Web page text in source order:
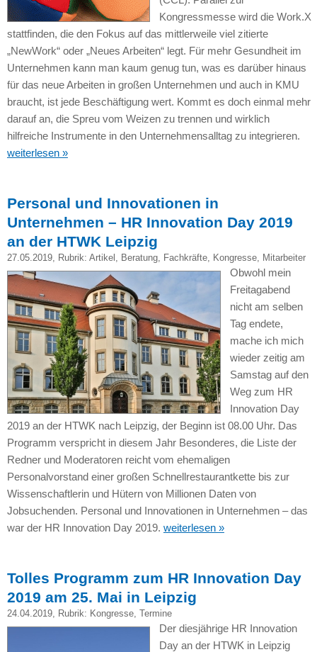
Kongressmesse wird die Work.X
stattfinden, die den Fokus auf das mittlerweile viel zitierte
„NewWork“ oder „Neues Arbeiten“ legt. Für mehr Gesundheit im
Unternehmen kann man kaum genug tun, was es darüber hinaus
für das neue Arbeiten in großen Unternehmen und auch in KMU
braucht, ist jede Beschäftigung wert. Kommt es doch einmal mehr
darauf an, die Spreu vom Weizen zu trennen und wirklich
hilfreiche Instrumente in den Unternehmensalltag zu integrieren.
weiterlesen »
Personal und Innovationen in
Unternehmen – HR Innovation Day 2019
an der HTWK Leipzig
27.05.2019, Rubrik: Artikel Beratung, Fachkräfte, Kongresse, Mitarbeiter
Obwohl mein
Freitagabend
nicht am selben
Tag endete,
mache ich mich
wieder zeitig am
Samstag auf den
Weg zum HR
Innovation Day
2019 an der HTWK nach Leipzig, der Beginn ist 08.00 Uhr. Das
Programm verspricht in diesem Jahr Besonderes, die Liste der
Redner und Moderatoren reicht vom ehemaligen
Personalvorstand einer großen Schnellrestaurantkette bis zur
Wissenschaftlerin und Hütern von Millionen Daten von
Jobsuchenden. Personal und Innovationen in Unternehmen – das
war der HR Innovation Day 2019. weiterlesen »
Tolles Programm zum HR Innovation Day
2019 am 25. Mai in Leipzig
24.04.2019, Rubrik: Kongresse, Termine
Der diesjährige HR Innovation
Day an der HTWK in Leipzig